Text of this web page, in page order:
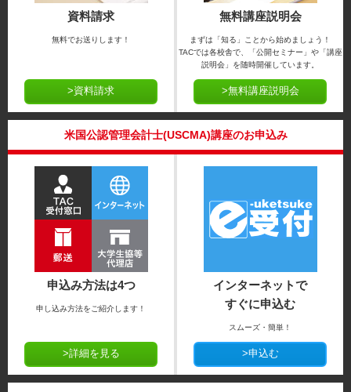
資料請求
無料でお送りします！
>資料請求
無料講座説明会
まずは「知る」ことから始めましょう！
TACでは各校舎で、「公開セミナー」や「講座
説明会」を随時開催しています。
>無料講座説明会
米国公認管理会計士(USCMA)講座のお申込み
申込み方法は4つ
申し込み方法をご紹介します！
>詳細を見る
インターネットで
すぐに申込む
スムーズ・簡単！
>申込む